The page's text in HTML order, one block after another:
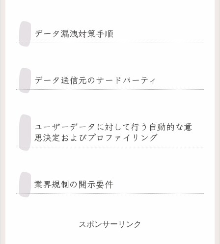
データ漏洩対策手順
データ送信元のサードパーティ
ユーザーデータに対して行う自動的な意
思決定およびプロファイリング
業界規制の開示要件
スポンサーリンク